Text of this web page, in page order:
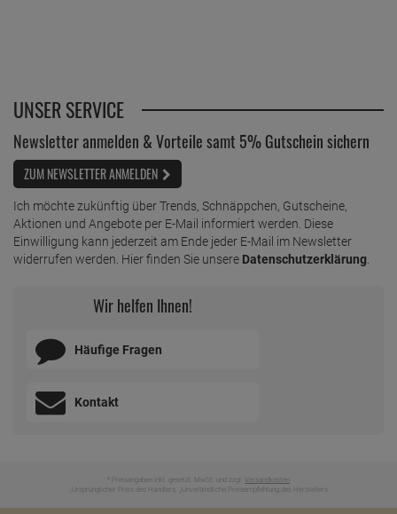
UNSER SERVICE
Newsletter anmelden & Vorteile samt 5% Gutschein sichern
ZUM NEWSLETTER ANMELDEN
Ich möchte zukünftig über Trends, Schnäppchen, Gutscheine,
Aktionen und Angebote per E-Mail informiert werden. Diese
Einwilligung kann jederzeit am Ende jeder E-Mail im Newsletter
widerrufen werden. Hier finden Sie unsere Datenschutzerklärung
Wir helfen Ihnen!
Häufige Fragen
Kontakt
* Preisangaben inkl. gesetzl. MwSt. und zzgl. Versandkosten
Ursprünglicher Preis des Händlers, Unverbindliche Preisempfehlung des Herstellers